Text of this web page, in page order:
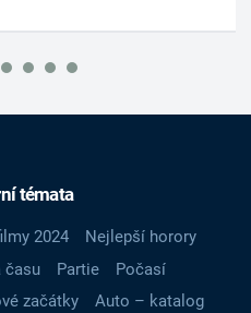
témata
2024
Nejlepší horory
času Partie
Počasí
začátky
Auto – katalog